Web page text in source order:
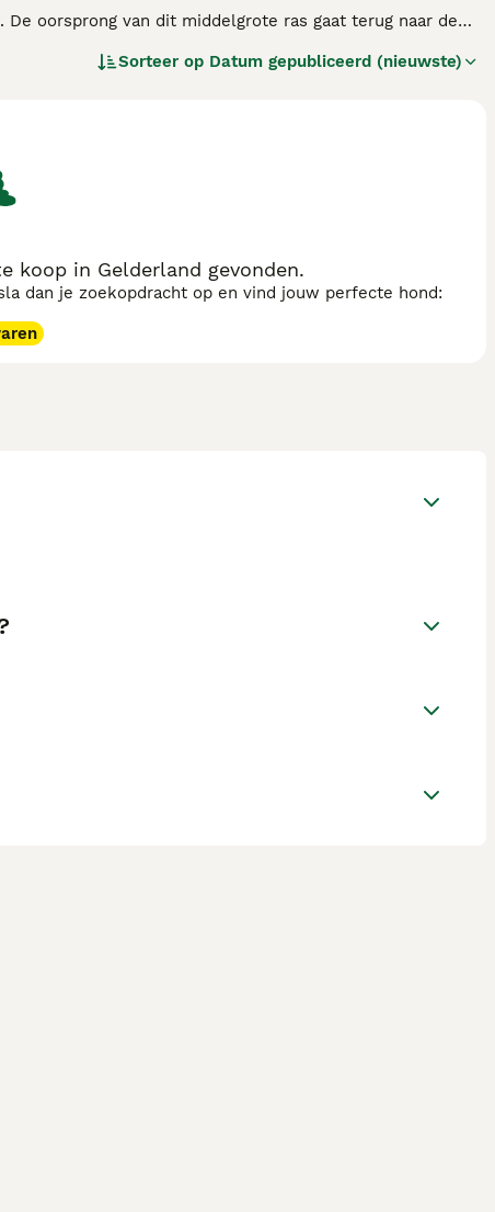
oorsprong van dit middelgrote ras gaat terug naar de
en Entlebucher tot de vier Sennenhondenrassen. Bij alle
Sorteer op Datum gepubliceerd (nieuwste)
koop in Gelderland gevonden.
dan je zoekopdracht op en vind jouw perfecte hond: